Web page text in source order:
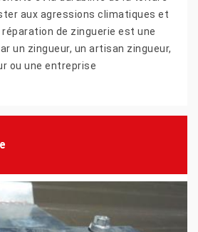
aux agressions climatiques et
de zinguerie est une
un zingueur, un artisan zingueur,
ou une entreprise